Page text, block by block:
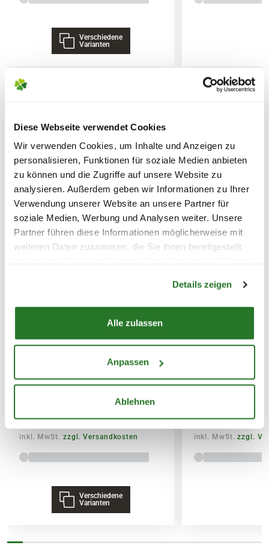
Diese Webseite verwendet Cookies
Wir verwenden Cookies, um Inhalte und Anzeigen zu
personalisieren, Funktionen für soziale Medien anbieten
zu können und die Zugriffe auf unsere Website zu
analysieren. Außerdem geben wir Informationen zu Ihrer
Verwendung unserer Website an unsere Partner für
soziale Medien, Werbung und Analysen weiter. Unsere
Partner führen diese Informationen möglicherweise mit
weiteren Daten zusammen, die Sie ihnen bereitgestellt
Details zeigen
Alle zulassen
Anpassen
Ablehnen
DieLiefergrößewird zusätzlich durch
saisonale Formschnitte beeinflusst,
werden. Die am Produkt angegebene
Liefergröße entspricht der Höhe ohne
Lieferhinweise
FOLGENDE VERSANDKOSTEN
KÖNNEN ENTSTEHEN
PAKETVERSAND
6,95€für Standardpakete (z.B.Dünger oder
Zubehör)
7,95€für größere Pakete (z.B. Pflanzen oder
Erde)
SPEDITIONSVERSAND
29,95€
Verschiedene
Varianten
7,99
inkl. MwSt. zzgl. Versandkosten
Verschiedene
Varianten
3,79
inkl. MwSt.zzgl.